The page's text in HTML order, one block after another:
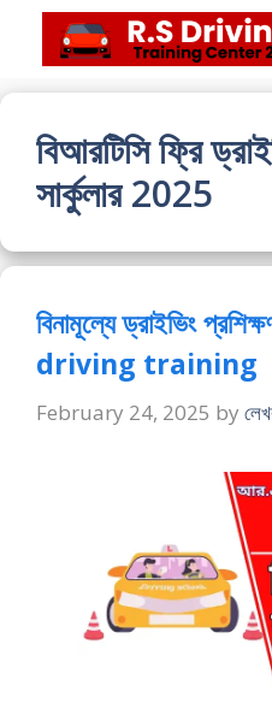
content
বিআরটিসি ফ্রি
সার্কুলার 2025
বিনামূল্যে ড্রাইভিং
driving training
February 24, 2025 by